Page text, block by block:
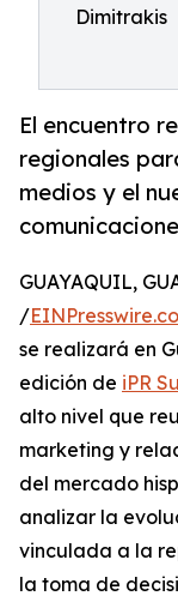
Dimitrakis
El encuentro
regionales
medios y el
GUAYAQUIL,
/
se realizará en
edición de iPR
alto nivel que
marketing y
del mercado
analizar la
vinculada a la
la toma de